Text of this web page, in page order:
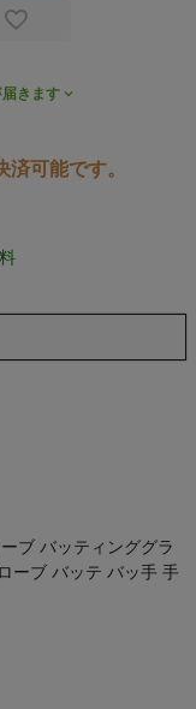
きます
可能です。
ブ バッティンググラ
ーブ バッテ バッ手 手